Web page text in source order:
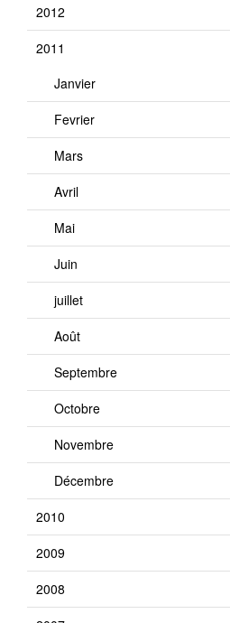
2012
2011
Janvier
Fevrier
Mars
Avril
Mai
Juin
juillet
Août
Septembre
Octobre
Novembre
Décembre
2010
2009
2008